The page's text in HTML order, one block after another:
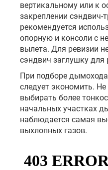
вертикальному или к
закреплении сэндвич-
рекомендуется
опорную и консоли с
вылета. Для ревизии
сэндвич заглушку для
При подборе
следует экономить.
выбирать более
начальных участках
наблюдается самая
выхлопных газов.